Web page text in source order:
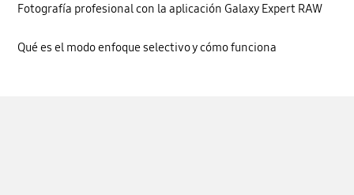
Fotografía profesional con la aplicación Galaxy Expert RAW
Qué es el modo enfoque selectivo y cómo funciona